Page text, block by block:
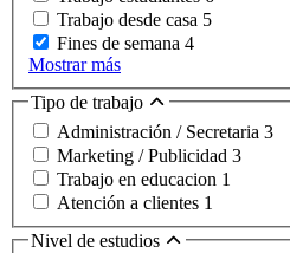
Trabajo desde casa 5
Fines de semana 4
Mostrar más
Tipo de trabajo
Administración / Secretaria 3
Marketing / Publicidad 3
Trabajo en educacion 1
Atención a clientes 1
Nivel de estudios